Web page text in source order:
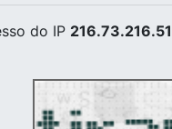
do IP 216.73.216.51